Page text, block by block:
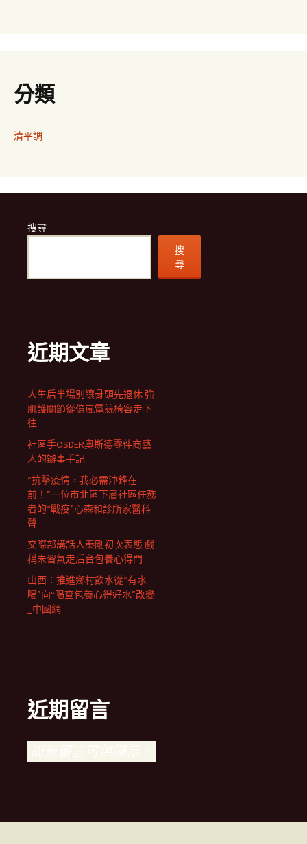
分類
清平調
搜尋
搜
尋
近期文章
人生后半場別讓骨頭先退休 強
肌護關節從億嵐電競椅容走下
往
社區手OSDER奧斯德零件商藝
人的辦事手記
“抗擊疫情，我必需沖鋒在
前！”一位市北區下層社區任務
者的“戰疫”心森和診所家醫科
聲
交際部講話人秦剛初次表態 戲
稱未習氣走后台包養心得門
山西：推進鄉村飲水從“有水
喝”向“喝查包養心得好水”改變
_中國網
近期留言
尚無留言可供顯示。